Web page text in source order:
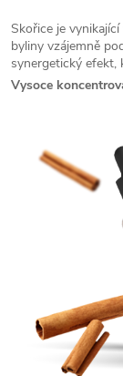
Skořice je
byliny vzájemně
synergetický
Vysoce